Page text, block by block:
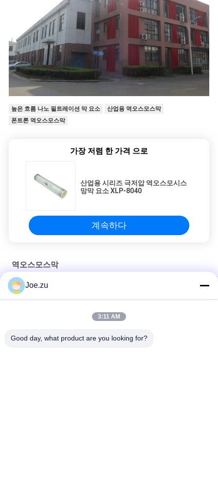
높은 흐름 나노 필트레이션 막 요소
산업용 역오스모스막
폰트론 역오스모스막
가장 저렴 한 가격 으로
산업용 시리즈 극저압 역오스모시스
망막 요소 XLP-8040
계속하다
역오스모스막
폰트론 역오스모시스막 - 농장용 새로운 8040 수처리
Joe.zu
3:11 AM
Good day, what product are you looking for?